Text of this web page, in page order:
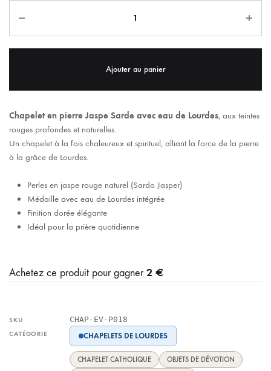
Ajouter au panier
Chapelet en pierre Jaspe Sarde avec eau de Lourdes, aux teintes
rouges profondes et naturelles.
Un chapelet à la fois chaleureux et spirituel, alliant la force de la pierre
à la grâce de Lourdes.
Perles en jaspe rouge naturel (Sardo Jasper)
Médaille avec eau de Lourdes intégrée
Finition dorée élégante
Idéal pour la prière quotidienne
Achetez ce produit pour gagner2 €
SKU CHAP-EV-P018
CATÉGORIE CHAPELETS DE LOURDES
CHAPELET CATHOLIQUE
OBJETS DE DÉVOTION